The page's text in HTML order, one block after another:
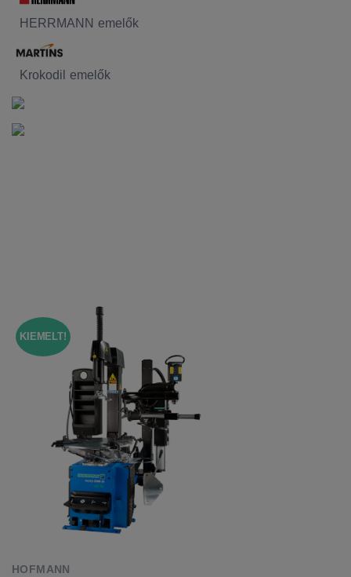
HERRMANN emelők
Krokodil emelők
KIEMELT!
HOFMANN